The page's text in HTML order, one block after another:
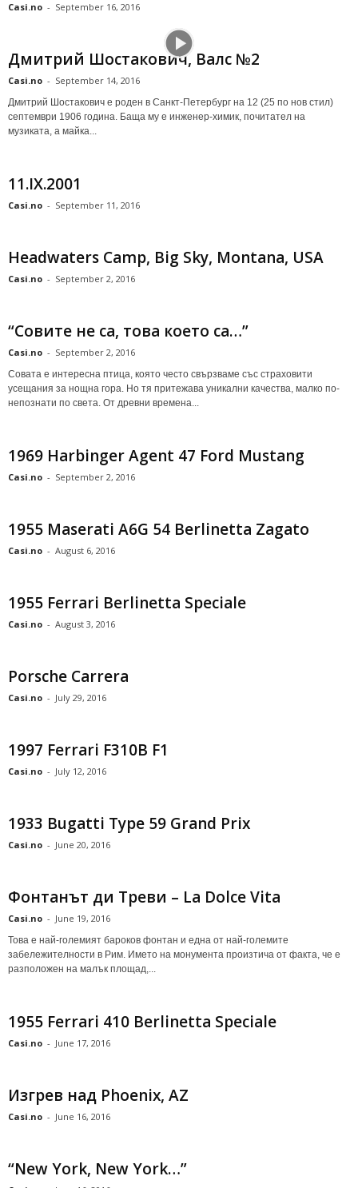
Casi.no - September 16, 2016
Дмитрий Шостакович, Валс №2
Casi.no - September 14, 2016
Дмитрий Шостакович е роден в Санкт-Петербург на 12 (25 по нов стил)
септември 1906 година. Баща му е инженер-химик, почитател на
музиката, а майка...
11.IX.2001
Casi.no - September 11, 2016
Headwaters Camp, Big Sky, Montana, USA
Casi.no - September 2, 2016
“Совите не са, това което са…”
Casi.no - September 2, 2016
Совата е интересна птица, която често свързваме със страховити
усещания за нощна гора. Но тя притежава уникални качества, малко по-
непознати по света. От древни времена...
1969 Harbinger Agent 47 Ford Mustang
Casi.no - September 2, 2016
1955 Maserati A6G 54 Berlinetta Zagato
Casi.no - August 6, 2016
1955 Ferrari Berlinetta Speciale
Casi.no - August 3, 2016
Porsche Carrera
Casi.no - July 29, 2016
1997 Ferrari F310B F1
Casi.no - July 12, 2016
1933 Bugatti Type 59 Grand Prix
Casi.no - June 20, 2016
Фонтанът ди Треви – La Dolce Vita
Casi.no - June 19, 2016
Това е най-големият бароков фонтан и една от най-големите
забележителности в Рим. Името на монумента произтича от факта, че е
разположен на малък площад,...
1955 Ferrari 410 Berlinetta Speciale
Casi.no - June 17, 2016
Изгрев над Phoenix, AZ
Casi.no - June 16, 2016
“New York, New York…”